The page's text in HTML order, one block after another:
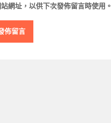
網址，以供下次發佈留言時使用。